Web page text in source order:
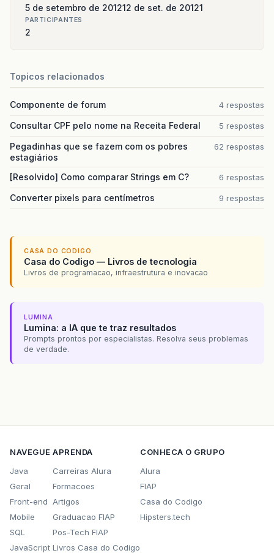
5 de setembro de 201212 de set. de 20121
PARTICIPANTES
2
Topicos relacionados
Componente de forum 4 respostas
Consultar CPF pelo nome na Receita Federal 5 respostas
Pegadinhas que se fazem com os pobres
estagiários
62 respostas
[Resolvido] Como comparar Strings em C? 6 respostas
Converter pixels para centímetros 9 respostas
CASA DO CODIGO
Casa do Codigo — Livros de tecnologia
Livros de programacao, infraestrutura e inovacao
LUMINA
Lumina: a IA que te traz resultados
Prompts prontos por especialistas. Resolva seus problemas
de verdade.
NAVEGUE
Java
Geral
Front-end
Mobile
SQL
JavaScript
APRENDA
Carreiras Alura
Formacoes
Artigos
Graduacao FIAP
Pos-Tech FIAP
Livros Casa do Codigo
CONHECA O GRUPO
Alura
FIAP
Casa do Codigo
Hipsters.tech